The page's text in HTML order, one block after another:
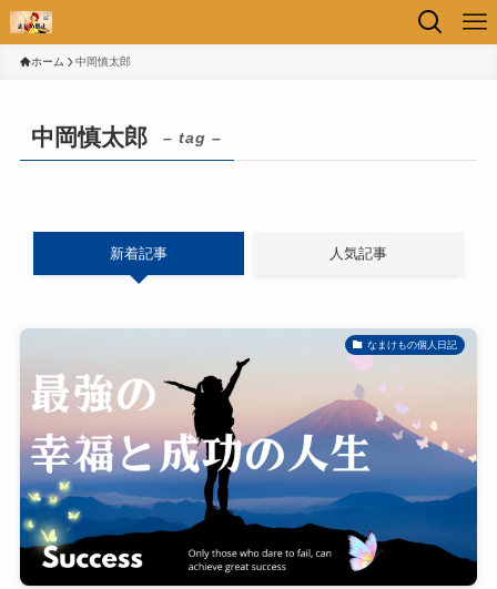
ホーム 中岡慎太郎
中岡慎太郎 – tag –
新着記事 人気記事
なまけもの個人日記